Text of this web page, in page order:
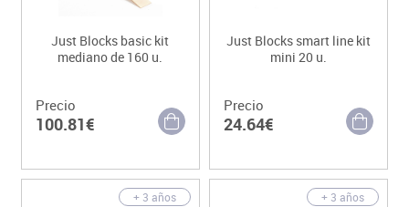
Just Blocks basic kit
mediano de 160 u.
Precio
100.81€
Just Blocks smart line kit
mini 20 u.
Precio
24.64€
+ 3 años + 3 años